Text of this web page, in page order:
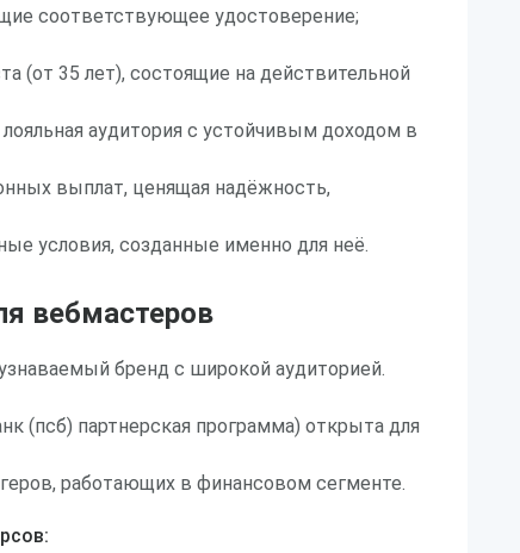
соответствующее удостоверение;
(от 35 лет), состоящие на действительной
аудитория с устойчивым доходом в
выплат, ценящая надёжность,
условия, созданные именно для неё.
вебмастеров
бренд с широкой аудиторией.
(псб) партнерская программа) открыта для
работающих в финансовом сегменте.